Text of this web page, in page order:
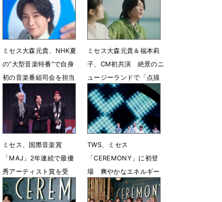
7月3日 22時00分
ミセス大森元貴、NHK夏
の“大型音楽特番”で自身
初の音楽番組司会を担当
「お声がけいただき大変
光栄」
6月30日 13時23分
ミセス大森元貴＆福本莉
子、CM初共演 絶景のニ
ュージーランドで「点描
の唄」Aco ver.披露
6月22日 06時00分
ミセス、国際音楽賞
「MAJ」2年連続で最優
秀アーティスト賞を受
賞 大森元貴「報われて
よかった」
TWS、ミセス
「CEREMONY」に初登
場 爽やかなエネルギー
で会場を魅了
6月12日 13時02分